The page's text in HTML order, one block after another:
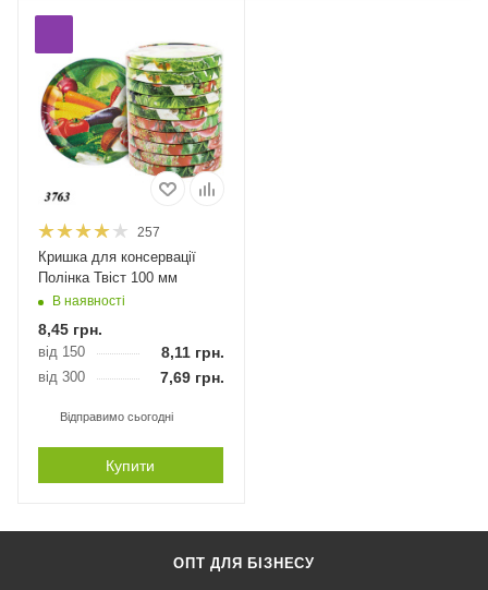
257
Кришка для консервації
Полінка Твіст 100 мм
В наявності
8,45 грн.
від 150 8,11грн.
від 300 7,69грн.
Відправимо сьогодні
Купити
ОПТ ДЛЯ БІЗНЕСУ